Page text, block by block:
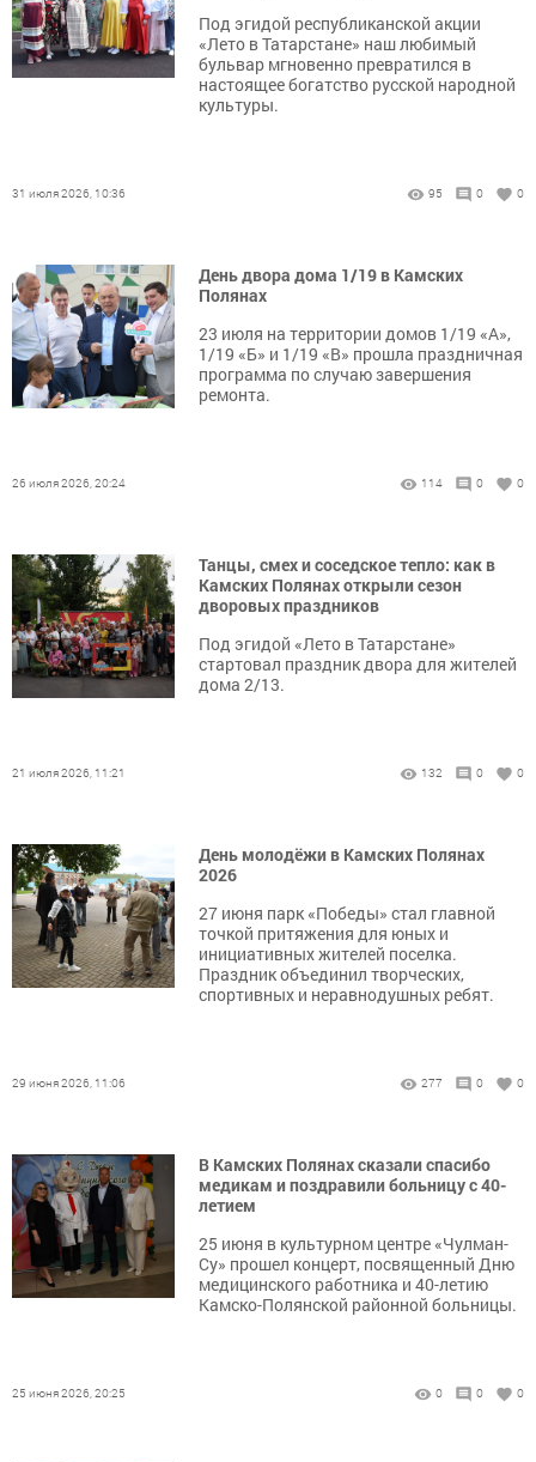
Под эгидой республиканской акции
«Лето в Татарстане» наш любимый
бульвар мгновенно превратился в
настоящее богатство русской народной
культуры.
31 июля 2026, 10:36 95 0 0
День двора дома 1/19 в Камских
Полянах
23 июля на территории домов 1/19 «А»,
1/19 «Б» и 1/19 «В» прошла праздничная
программа по случаю завершения
ремонта.
26 июля 2026, 20:24 114 0 0
Танцы, смех и соседское тепло: как в
Камских Полянах открыли сезон
дворовых праздников
Под эгидой «Лето в Татарстане»
стартовал праздник двора для жителей
дома 2/13.
21 июля 2026, 11:21 132 0 0
День молодёжи в Камских Полянах
2026
27 июня парк «Победы» стал главной
точкой притяжения для юных и
инициативных жителей поселка.
Праздник объединил творческих,
спортивных и неравнодушных ребят.
29 июня 2026, 11:06 277 0 0
В Камских Полянах сказали спасибо
медикам и поздравили больницу с 40-
летием
25 июня в культурном центре «Чулман-
Су» прошел концерт, посвященный Дню
медицинского работника и 40-летию
Камско-Полянской районной больницы.
25 июня 2026, 20:25 0 0 0